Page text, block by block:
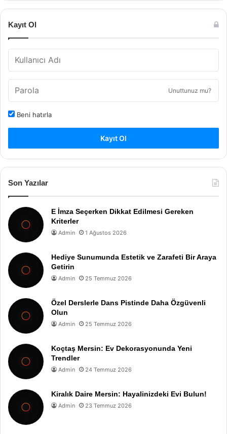
Kayıt Ol
Unuttunuz mu?
Beni hatırla
Kayıt Ol
Son Yazılar
E İmza Seçerken Dikkat Edilmesi Gereken
Kriterler
Admin 1 Ağustos 2026
Hediye Sunumunda Estetik ve Zarafeti Bir Araya
Getirin
Admin 25 Temmuz 2026
Özel Derslerle Dans Pistinde Daha Özgüvenli
Olun
Admin 25 Temmuz 2026
Koçtaş Mersin: Ev Dekorasyonunda Yeni
Trendler
Admin 24 Temmuz 2026
Kiralık Daire Mersin: Hayalinizdeki Evi Bulun!
Admin 23 Temmuz 2026